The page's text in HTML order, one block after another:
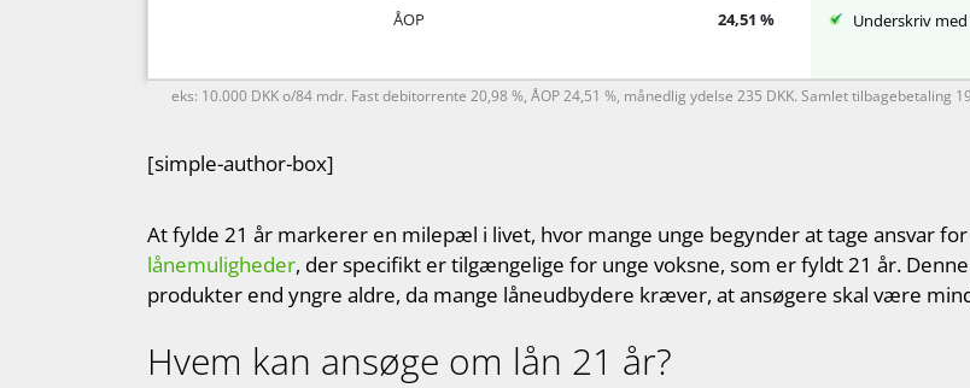
ÅOP 24,51 % Underskriv
eks: 10.000 DKK o/84 mdr. Fast debitorrente 20,98 %, ÅOP 24,51 %, månedlig ydelse 235 DKK. Samlet tilbagebetaling
[simple-author-box]
At fylde 21 år markerer en milepæl i livet, hvor mange unge begynder at tage ansvar
lånemuligheder, der specifikt er tilgængelige for unge voksne, som er fyldt 21 år.
produkter end yngre aldre, da mange låneudbydere kræver, at ansøgere skal være
Hvem kan ansøge om lån 21 år?